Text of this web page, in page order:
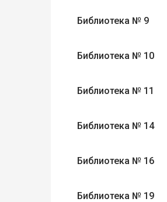
Библиотека № 9
Библиотека № 10
Библиотека № 11
Библиотека № 14
Библиотека № 16
Библиотека № 19